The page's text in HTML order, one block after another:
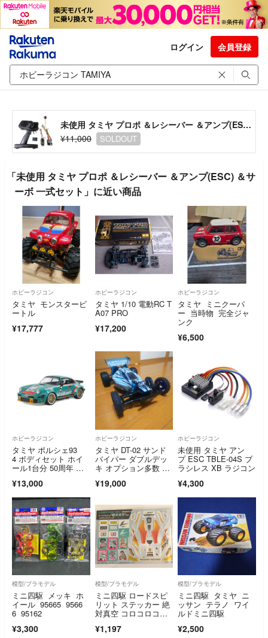
ログイン 会員登録
未使用 タミヤ プロポ ＆レシーバー ＆アンプ(ESC) ＆サーボ 一式セット
¥11,000
SOLDOUT
「未使用 タミヤ プロポ ＆レシーバー ＆アンプ(ESC) ＆サ
ーボ 一式セット」に近い商品
ホビーラジコン
タミヤ モンスタービ
ートル
¥17,777
ホビーラジコン
タミヤ 1/10 電動RC T
A07 PRO
¥17,200
ホビーラジコン
タミヤ ミニクーパ
ー 当時物 完全ジャ
ンク
¥6,500
ホビーラジコン
タミヤ ポルシェ93
4 ボディセット ホイ
ール1台分 50周年 ヴ
¥13,000
ホビーラジコン
タミヤ DT-02 サンド
バイパー ダブルデッ
キ オプション多数 2
イヤ多数付き
¥19,000
ホビーラジコン
未使用 タミヤ アン
プ ESC TBLE-04S ブ
ラシレス XB ラジコン
¥4,300
模型/プラモデル
ミニ四駆 メッキ ホ
イール 95665 9566
6 95162
¥3,300
模型/プラモデル
ミニ四駆 ロードスピ
リット ステッカー 絶
対真空 コロコロコミ
YA デカール レア
¥1,197
模型/プラモデル
ミニ四駆 タミヤ ニ
ッサン テラノ ワイ
ルドミニ四駆
¥2,500